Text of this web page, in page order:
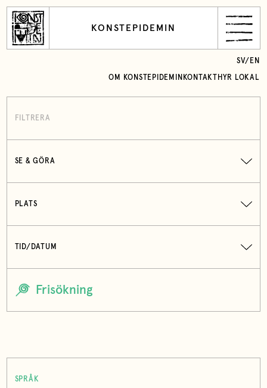
KONSTEPIDEMIN
OM KONSTEPIDEMIN KONTAKT HYR LOKAL
SV/ EN
FILTRERA
SE & GÖRA
PLATS
TID/DATUM
SPRÅK